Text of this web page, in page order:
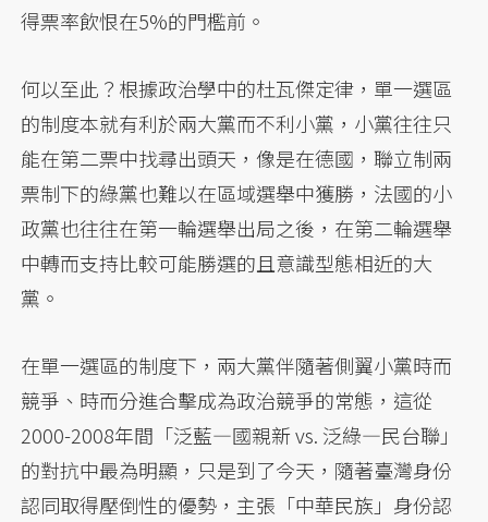
得票率飲恨在5%的門檻前。
何以至此？根據政治學中的杜瓦傑定律，單一選區
的制度本就有利於兩大黨而不利小黨，小黨往往只
能在第二票中找尋出頭天，像是在德國，聯立制兩
票制下的綠黨也難以在區域選舉中獲勝，法國的小
政黨也往往在第一輪選舉出局之後，在第二輪選舉
中轉而支持比較可能勝選的且意識型態相近的大
黨。
在單一選區的制度下，兩大黨伴隨著側翼小黨時而
競爭、時而分進合擊成為政治競爭的常態，這從
2000-2008年間「泛藍—國親新 vs. 泛綠—民台聯」
的對抗中最為明顯，只是到了今天，隨著臺灣身份
認同取得壓倒性的優勢，主張「中華民族」身份認